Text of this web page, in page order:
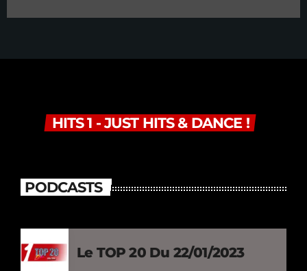
HITS 1 - JUST HITS & DANCE !
PODCASTS
Le TOP 20 Du 22/01/2023